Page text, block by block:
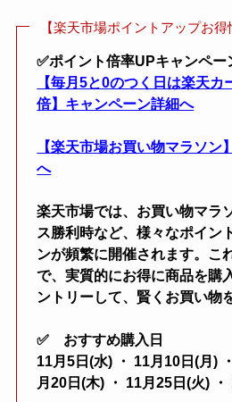
【楽天市場ポイントアップお得
✅ポイント倍率UPキャンペー
【毎月5と0のつく日は楽天
倍】キャンペーン詳細へ
【楽天市場お買い物マラソン
へ
楽天市場では、お買い物マラ
ス勝利時など、様々なポイン
ンが頻繁に開催されます。こ
で、実質的にお得に商品を購
ントリーして、賢くお買い物
✅ おすすめ購入日
11月5日(水) ・ 11月10日(月)
月20日(木) ・ 11月25日(火)